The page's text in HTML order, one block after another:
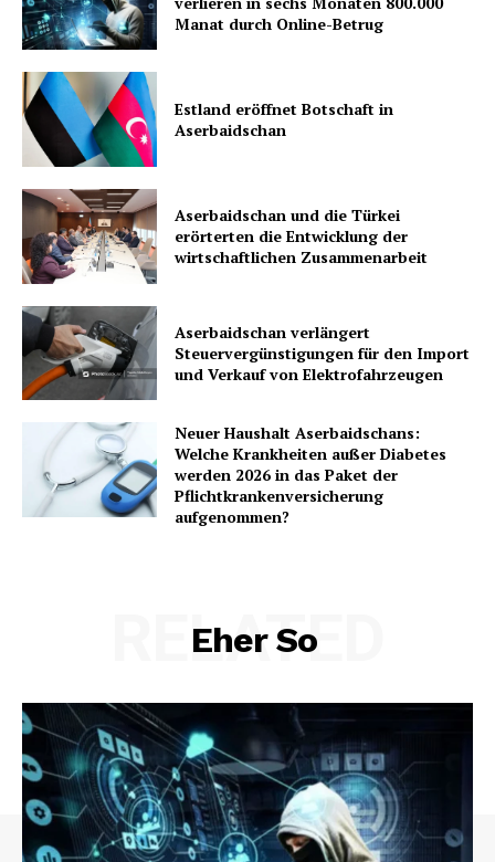
Manat durch Online-Betrug
Estland eröffnet Botschaft in
Aserbaidschan
Aserbaidschan und die Türkei
erörterten die Entwicklung der
wirtschaftlichen Zusammenarbeit
Aserbaidschan verlängert
Steuervergünstigungen für den Import
und Verkauf von Elektrofahrzeugen
Neuer Haushalt Aserbaidschans:
Welche Krankheiten außer Diabetes
werden 2026 in das Paket der
Pflichtkrankenversicherung
aufgenommen?
Eher So
RELATED